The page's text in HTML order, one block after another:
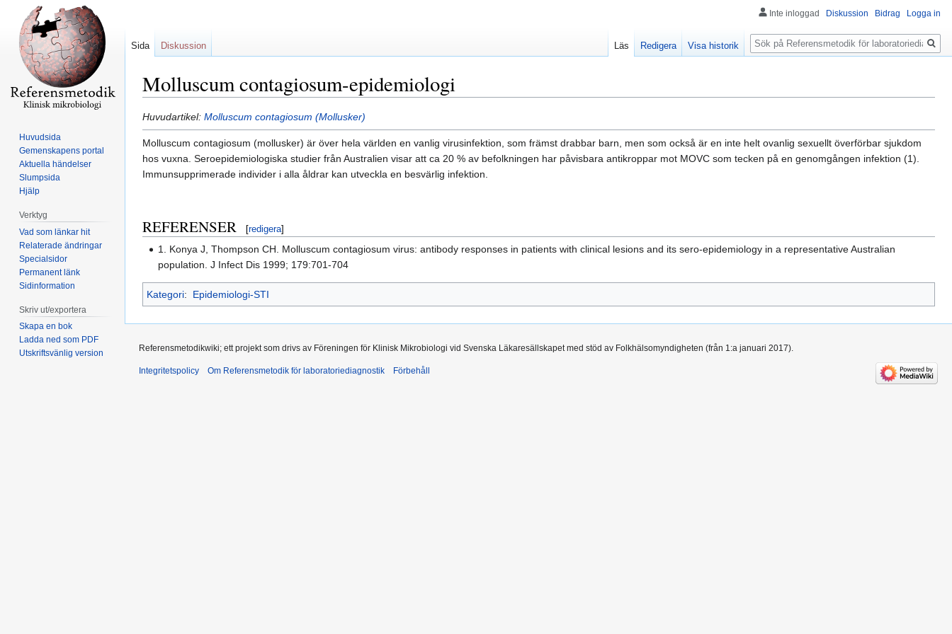
Molluscum contagiosum-epidemiologi
Hoppa
till
navigering
Hoppa
till
sök
Huvudartikel: Molluscum contagiosum (Mollusker)
Molluscum contagiosum (mollusker) är över hela världen en vanlig virusinfektion, som främst drabbar barn, men som också är en inte helt ovanlig sexuellt överförbar sjukdom
hos vuxna. Seroepidemiologiska studier från Australien visar att ca 20 % av befolkningen har påvisbara antikroppar mot MOVC som tecken på en genomgången infektion (1).
Immunsupprimerade individer i alla åldrar kan utveckla en besvärlig infektion.
REFERENSER [redigera]
1. Konya J, Thompson CH. Molluscum contagiosum virus: antibody responses in patients with clinical lesions and its sero-epidemiology in a representative Australian
population. J Infect Dis 1999; 179:701-704
Kategori: Epidemiologi-STI
Inte inloggad Diskussion Bidrag Logga in
Sida Diskussion Läs Redigera Visa historik
Sök
Huvudsida
Gemenskapens portal
Aktuella händelser
Slumpsida
Hjälp
Verktyg
Vad som länkar hit
Relaterade ändringar
Specialsidor
Permanent länk
Sidinformation
Skriv ut/exportera
Skapa en bok
Ladda ned som PDF
Utskriftsvänlig version
Referensmetodikwiki; ett projekt som drivs av Föreningen för Klinisk Mikrobiologi vid Svenska Läkaresällskapet med stöd av Folkhälsomyndigheten (från 1:a januari 2017).
Integritetspolicy Om Referensmetodik för laboratoriediagnostik Förbehåll